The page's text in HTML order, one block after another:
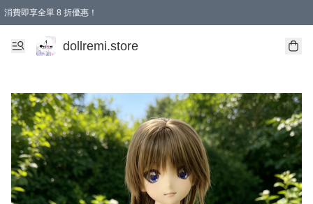
消費即享全單 8 折優惠！
購物滿 HKD 1500.00即享免運費優惠！（適用於 本地送貨、本地取貨、國際送貨 )
dollremi.store